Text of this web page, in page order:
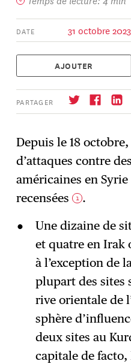
DATE 31 octobre 2023
AJOUTER
PARTAGER
→ S'abonner
Depuis le 18
d’attaques contre
américaines en
recensées 1 .
Une dizaine de
et quatre en Irak
à l’exception de
plupart des sites
rive orientale de
sphère
deux sites au
capitale de